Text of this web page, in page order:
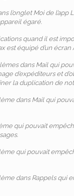
l’onglet Moi de
égaré.
quand il est
est équipé d’un
dans Mail qui
d’expéditeurs et
la duplication de
dans Mail qui
qui pouvait
qui pouvait
dans Rappels qui